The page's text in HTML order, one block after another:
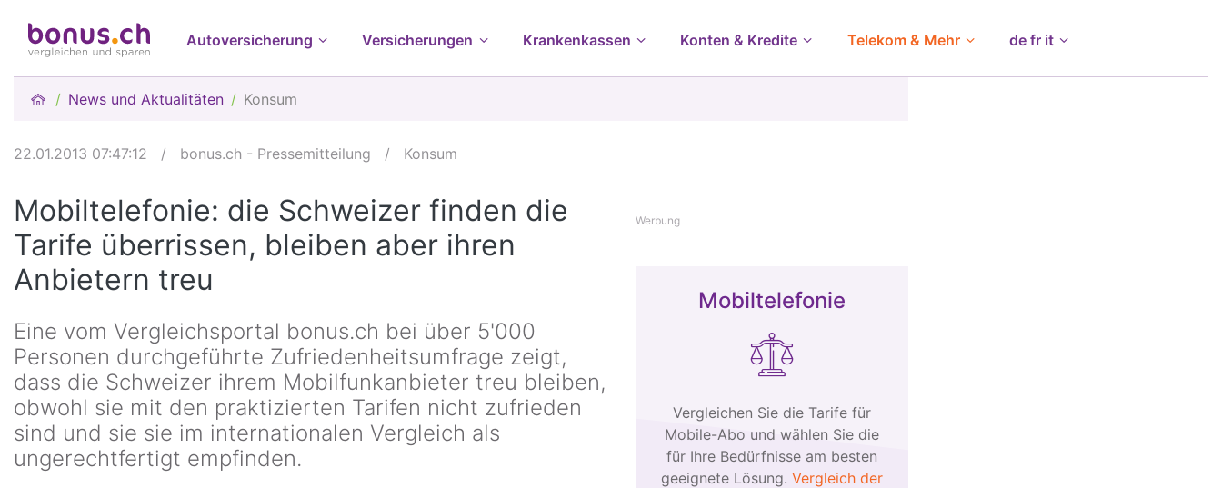
Autoversicherung Versicherungen Krankenkassen Konten & Kredite Telekom & Mehr de fr it
News und Aktualitäten Konsum
22.01.2013 07:47:12 / bonus.ch - Pressemitteilung / Konsum
Mobiltelefonie: die Schweizer finden die
Tarife überrissen, bleiben aber ihren
Anbietern treu
Eine vom Vergleichsportal bonus.ch bei über 5'000
Personen durchgeführte Zufriedenheitsumfrage zeigt,
dass die Schweizer ihrem Mobilfunkanbieter treu bleiben,
obwohl sie mit den praktizierten Tarifen nicht zufrieden
sind und sie sie im internationalen Vergleich als
ungerechtfertigt empfinden.
Werbung
Mobiltelefonie
Vergleichen Sie die Tarife für
Mobile-Abo und wählen Sie die
für Ihre Bedürfnisse am besten
geeignete Lösung. Vergleich der